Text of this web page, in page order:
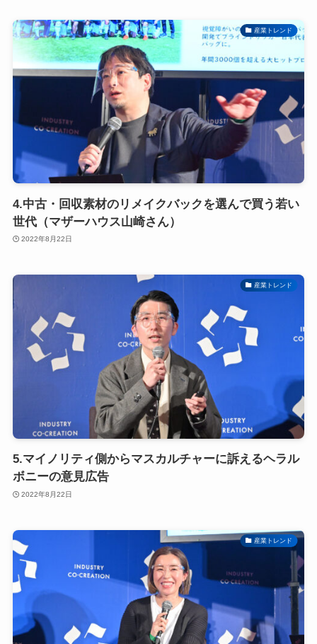
産業トレンド
4.中古・回収素材のリメイクバックを選んで買う若い
世代（マザーハウス山崎さん）
2022年8月22日
産業トレンド
5.マイノリティ側からマスカルチャーに訴えるヘラル
ボニーの意見広告
2022年8月22日
産業トレンド